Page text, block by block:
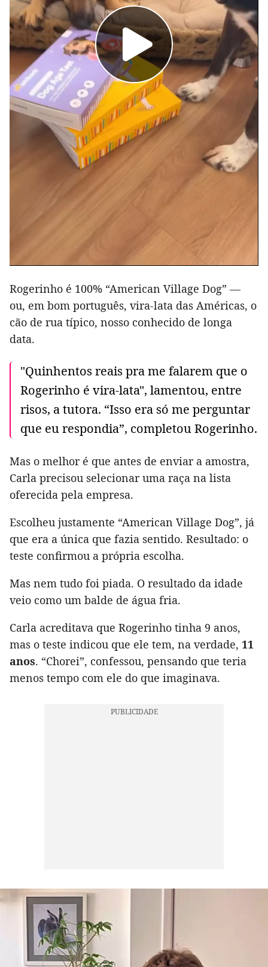
Rogerinho é 100% “American Village Dog” —
ou, em bom português, vira-lata das Américas, o
cão de rua típico, nosso conhecido de longa
data.
"Quinhentos reais pra me falarem que o
Rogerinho é vira-lata", lamentou, entre
risos, a tutora. “Isso era só me perguntar
que eu respondia”, completou Rogerinho.
Mas o melhor é que antes de enviar a amostra,
Carla precisou selecionar uma raça na lista
oferecida pela empresa.
Escolheu justamente “American Village Dog”, já
que era a única que fazia sentido. Resultado: o
teste confirmou a própria escolha.
Mas nem tudo foi piada. O resultado da idade
veio como um balde de água fria.
Carla acreditava que Rogerinho tinha 9 anos,
mas o teste indicou que ele tem, na verdade, 11
anos. “Chorei”, confessou, pensando que teria
menos tempo com ele do que imaginava.